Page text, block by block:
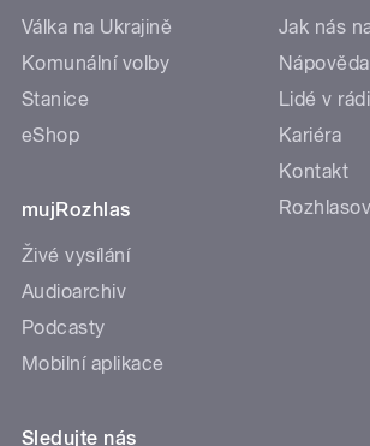
Válka na Ukrajině
Komunální volby
Stanice
eShop
mujRozhlas
Živé vysílání
Audioarchiv
Podcasty
Mobilní aplikace
Jak nás
Nápověda
Lidé v
Kariéra
Kontakt
Sledujte nás